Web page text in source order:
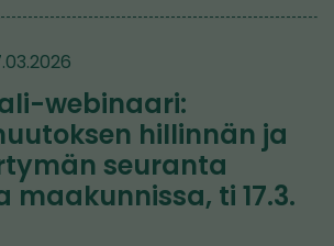
webinaari:
hillinnän ja
seuranta
maakunnissa, ti 17.3.